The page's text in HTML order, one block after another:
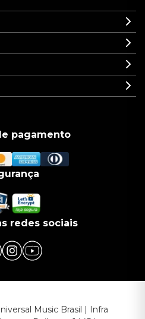
pagamento
redes sociais
Music Brasil | Infra